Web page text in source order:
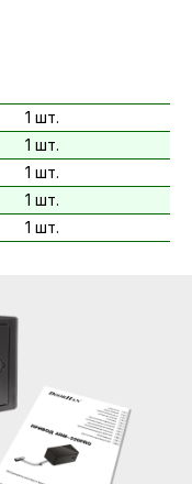
1 шт.
1 шт.
1 шт.
1 шт.
1 шт.